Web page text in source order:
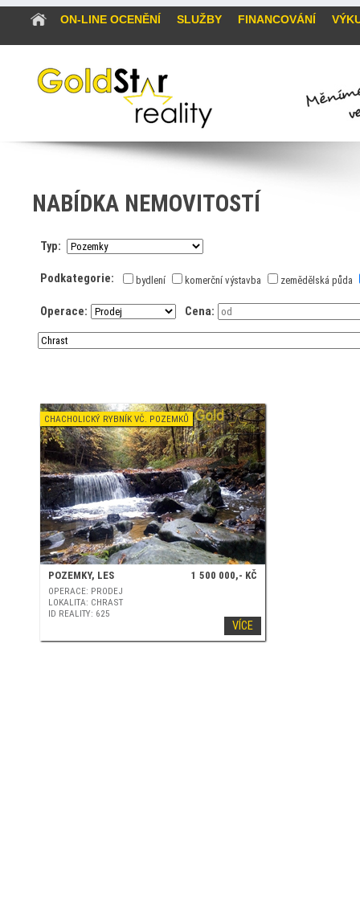
ON-LINE OCENĚNÍ SLUŽBY FINANCOVÁNÍ
NABÍDKA NEMOVITOSTÍ
Typ:
Podkategorie: bydlení komerční výstavba zemědělská půda
Operace: Cena:
CHACHOLICKÝ RYBNÍK VČ. POZEMKŮ
POZEMKY, LES 1 500 000,- KČ
OPERACE: PRODEJ
LOKALITA: CHRAST
ID REALITY: 625
VÍCE